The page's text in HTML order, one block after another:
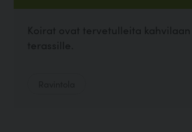
Koirat ovat tervetulleita kahvilaan
terassille.